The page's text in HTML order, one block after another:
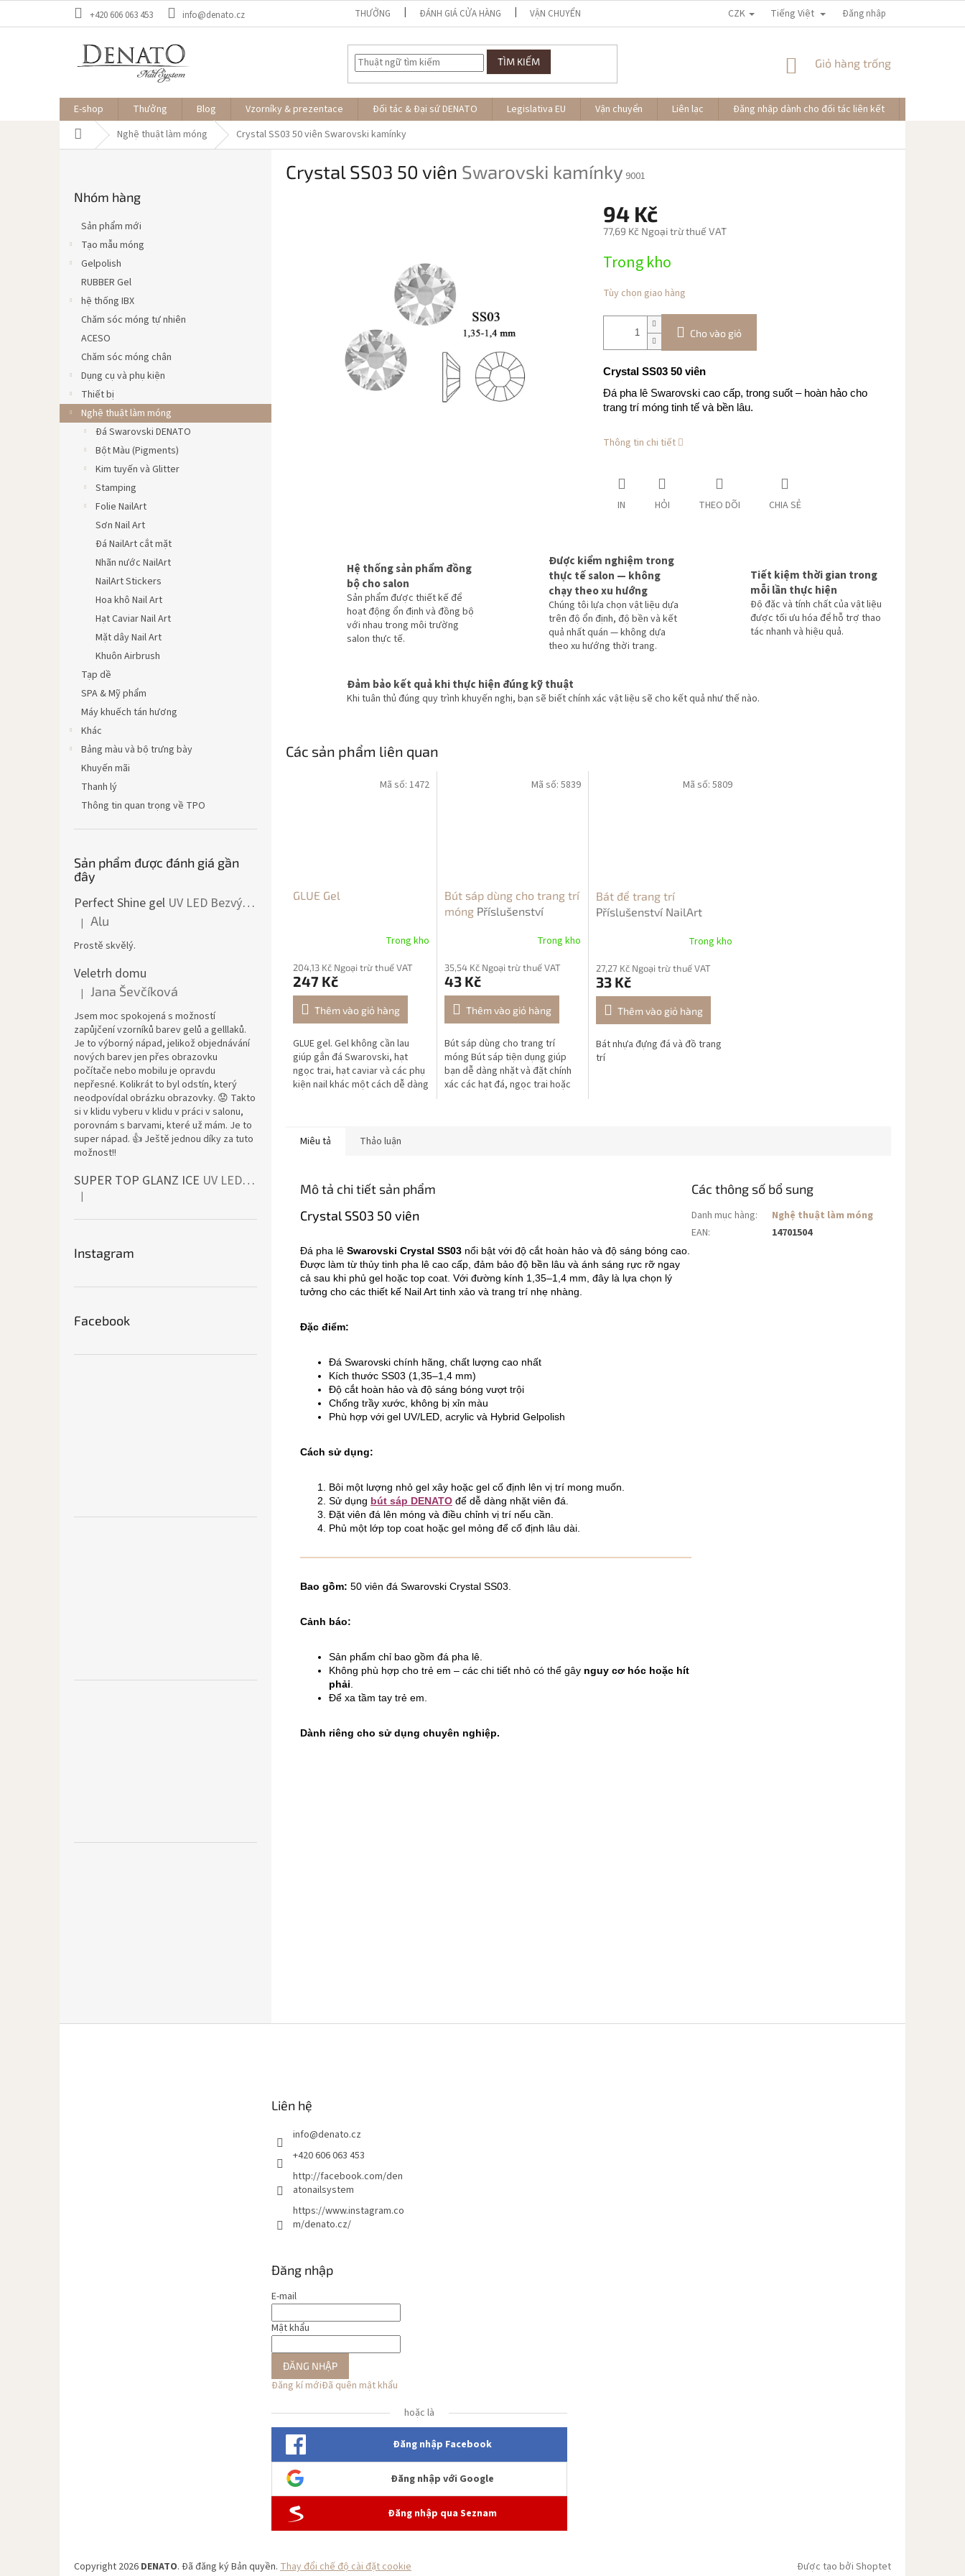
+420 606 063 453 info@denato.cz THƯỞNG ĐÁNH GIÁ CỬA HÀNG VẬN CHUYỂN CZK Tiếng Việt Đăng nhập
TÌM KIẾM
GIỎ
Giỏ hàng trống
E-shop Thưởng Blog Vzorníky & prezentace Đối tác & Đại sứ DENATO Legislativa EU Vận chuyển Liên lạc Đăng nhập dành cho đối tác liên kết
Trang
chủ
Nghệ thuật làm móng Crystal SS03 50 viên Swarovski kamínky
qua
mục
Nhóm hàng
Sản phẩm mới
Tạo mẫu móng
Gelpolish
RUBBER Gel
hệ thống IBX
Chăm sóc móng tự nhiên
ACESO
Chăm sóc móng chân
Dụng cụ và phụ kiện
Thiết bị
Nghệ thuật làm móng
Đá Swarovski DENATO
Bột Màu (Pigments)
Kim tuyến và Glitter
Stamping
Folie NailArt
Sơn Nail Art
Đá NailArt cắt mặt
Nhãn nước NailArt
NailArt Stickers
Hoa khô Nail Art
Hạt Caviar Nail Art
Mặt dây Nail Art
Khuôn Airbrush
Tạp dề
SPA & Mỹ phẩm
Máy khuếch tán hương
Khác
Bảng màu và bộ trưng bày
Khuyến mãi
Thanh lý
Thông tin quan trọng về TPO
Sản phẩm được đánh giá gần
đây
Perfect Shine gel UV LED Bezvýpotkový lesk
Đánh giá sản phẩm là 5 trên 5 sao.
| Alu
Prostě skvělý.
Veletrh domu
Đánh giá sản phẩm là 5 trên 5 sao.
| Jana Ševčíková
Jsem moc spokojená s možností
zapůjčení vzorníků barev gelů a gelllaků.
Je to výborný nápad, jelikož objednávání
nových barev jen přes obrazovku
počítače nebo mobilu je opravdu
nepřesné. Kolikrát to byl odstín, který
neodpovídal obrázku obrazovky. 😟 Takto
si v klidu vyberu v klidu v práci v salonu,
porovnám s barvami, které už mám. Je to
super nápad. 👍 Ještě jednou díky za tuto
možnost!!
SUPER TOP GLANZ ICE UV LED bezvýpotkový vrchní lesk
Đánh giá sản phẩm là 4 trên 5 sao.
|
Instagram
Facebook
Crystal SS03 50 viên Swarovski kamínky 9001
94 Kč
77,69 Kč Ngoại trừ thuế VAT
đo
Trong kho
Tùy chọn giao hàng
Cho vào giỏ
Crystal SS03 50 viên
Đá pha lê Swarovski cao cấp, trong suốt – hoàn hảo cho
trang trí móng tinh tế và bền lâu.
Thông tin chi tiết
IN HỎI THEO DÕI CHIA SẺ
Hệ thống sản phẩm đồng
bộ cho salon
Sản phẩm được thiết kế để
hoạt động ổn định và đồng bộ
với nhau trong môi trường
salon thực tế.
Được kiểm nghiệm trong
thực tế salon — không
chạy theo xu hướng
Chúng tôi lựa chọn vật liệu dựa
trên độ ổn định, độ bền và kết
quả nhất quán — không dựa
theo xu hướng thời trang.
Tiết kiệm thời gian trong
mỗi lần thực hiện
Độ đặc và tính chất của vật liệu
được tối ưu hóa để hỗ trợ thao
tác nhanh và hiệu quả.
Đảm bảo kết quả khi thực hiện đúng kỹ thuật
Khi tuân thủ đúng quy trình khuyến nghị, bạn sẽ biết chính xác vật liệu sẽ cho kết quả như thế nào.
Các sản phẩm liên quan
GLUE Gel
Trong kho
204,13 Kč Ngoại trừ thuế VAT
247 Kč
Thêm vào giỏ hàng
GLUE gel. Gel không cần lau
giúp gắn đá Swarovski, hạt
ngọc trai, hạt caviar và các phụ
kiện nail khác một cách dễ dàng
Mã số: 1472
Bút sáp dùng cho trang trí
móng Příslušenství
Trong kho
35,54 Kč Ngoại trừ thuế VAT
43 Kč
Thêm vào giỏ hàng
Bút sáp dùng cho trang trí
móng Bút sáp tiện dụng giúp
bạn dễ dàng nhặt và đặt chính
xác các hạt đá, ngọc trai hoặc
Mã số: 5839
Bát để trang trí
Příslušenství NailArt
Trong kho
27,27 Kč Ngoại trừ thuế VAT
33 Kč
Thêm vào giỏ hàng
Bát nhựa đựng đá và đồ trang
trí
Mã số:5809
Miêu tả Thảo luận
Mô tả chi tiết sản phẩm
Crystal SS03 50 viên
Đá pha lê Swarovski Crystal SS03 nổi bật với độ cắt hoàn hảo và độ sáng bóng cao.
Được làm từ thủy tinh pha lê cao cấp, đảm bảo độ bền lâu và ánh sáng rực rỡ ngay
cả sau khi phủ gel hoặc top coat. Với đường kính 1,35–1,4 mm, đây là lựa chọn lý
tưởng cho các thiết kế Nail Art tinh xảo và trang trí nhẹ nhàng.
Đặc điểm:
Đá Swarovski chính hãng, chất lượng cao nhất
Kích thước SS03 (1,35–1,4 mm)
Độ cắt hoàn hảo và độ sáng bóng vượt trội
Chống trầy xước, không bị xỉn màu
Phù hợp với gel UV/LED, acrylic và Hybrid Gelpolish
Cách sử dụng:
Bôi một lượng nhỏ gel xây hoặc gel cố định lên vị trí mong muốn.
Sử dụng bút sáp DENATO để dễ dàng nhặt viên đá.
Đặt viên đá lên móng và điều chỉnh vị trí nếu cần.
Phủ một lớp top coat hoặc gel mỏng để cố định lâu dài.
Bao gồm: 50 viên đá Swarovski Crystal SS03.
Cảnh báo:
Sản phẩm chỉ bao gồm đá pha lê.
Không phù hợp cho trẻ em – các chi tiết nhỏ có thể gây nguy cơ hóc hoặc hít
phải.
Để xa tầm tay trẻ em.
Dành riêng cho sử dụng chuyên nghiệp.
Các thông số bổ sung
Danh mục hàng:
Nghệ thuật làm móng
EAN: 14701504
Liên hệ
info@denato.cz
+420 606 063 453
http://facebook.com/den
atonailsystem
https://www.instagram.co
m/denato.cz/
Đăng nhập
E-mail
Mật khẩu
ĐĂNG NHẬP
Đăng kí mớiĐã quên mật khẩu
hoặc là
Đăng nhập Facebook
Đăng nhập với Google
Đăng nhập qua Seznam
Được tạo bởi Shoptet
Copyright 2026 DENATO. Đã đăng ký Bản quyền. Thay đổi chế độ cài đặt cookie